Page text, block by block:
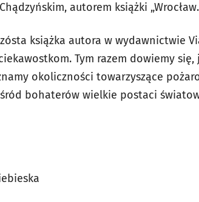
autorem książki
książka autora w wydawnictwie
Tym razem dowiemy się,
okoliczności towarzyszące
bohaterów wielkie postaci